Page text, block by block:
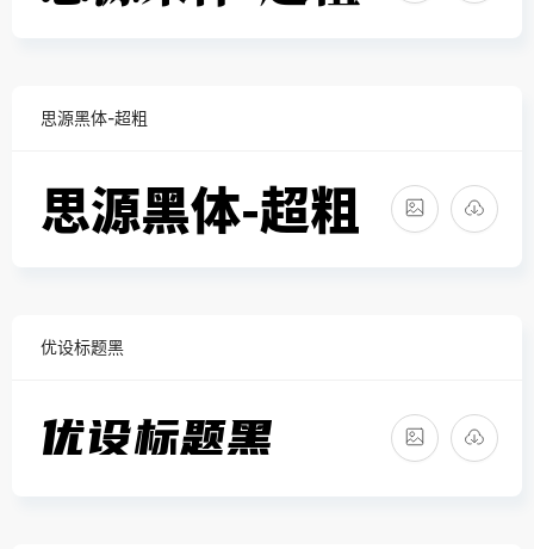
思源黑体-超粗
优设标题黑